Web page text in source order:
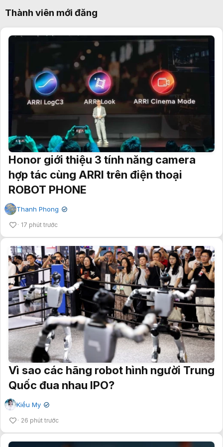
Thành viên mới đăng
Honor giới thiệu 3 tính năng camera
hợp tác cùng ARRI trên điện thoại
ROBOT PHONE
Thanh Phong ✔
17 phút trước
Vì sao các hãng robot hình người Trung
Quốc đua nhau IPO?
Kiều My ✔
26 phút trước